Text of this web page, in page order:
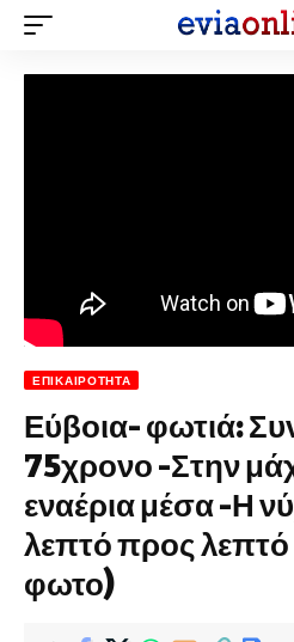
ΕΠΙΚΑΙΡΌΤΗΤΑ
Εύβοια- φωτιά:
75χρονο -Στην
εναέρια μέσα -Η
λεπτό προς λεπτό
φωτο)